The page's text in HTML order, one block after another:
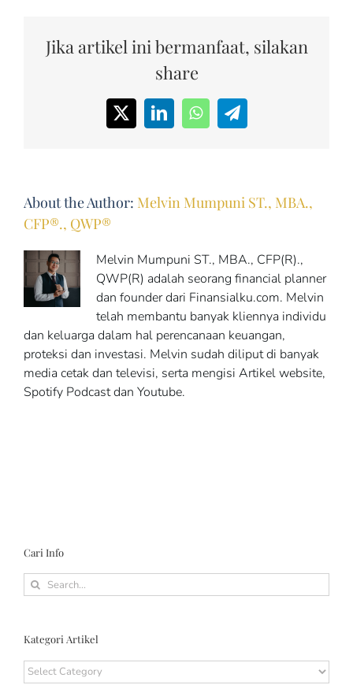
Jika artikel ini bermanfaat, silakan
share
X LinkedInWhatsAppTelegram
About the Author: Melvin Mumpuni ST., MBA.,
CFP®., QWP®
Melvin Mumpuni ST., MBA., CFP(R).,
QWP(R) adalah seorang financial planner
dan founder dari Finansialku.com. Melvin
telah membantu banyak kliennya individu
dan keluarga dalam hal perencanaan keuangan,
proteksi dan investasi. Melvin sudah diliput di banyak
media cetak dan televisi, serta mengisi Artikel website,
Spotify Podcast dan Youtube.
Cari Info
Search
for:
Kategori Artikel
Kategori
Artikel